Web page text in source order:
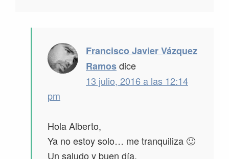
Francisco Javier Vázquez
Ramosdice
13 julio, 2016 a las 12:14
pm
Hola Alberto,
Ya no estoy solo… me tranquiliza 🙂
Un saludo y buen día.